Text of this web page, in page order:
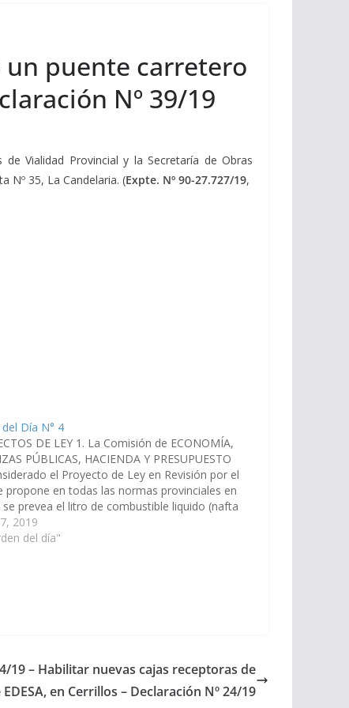
un puente carretero
Nº 39/19
Vialidad Provincial y la Secretaría de Obras
Nº 35, La Candelaria. (Expte. Nº 90-27.727/19,
Día N° 4
DE LEY 1. La Comisión de ECONOMÍA,
PÚBLICAS, HACIENDA Y PRESUPUESTO
el Proyecto de Ley en Revisión por el
propone en todas las normas provinciales en
se prevea el litro de combustible liquido (nafta
distintos octanajes, alconafta, gasoil, diesel,
etc.)…
2019
del día"
19 – Habilitar nuevas cajas receptoras de
en Cerrillos – Declaración Nº 24/19